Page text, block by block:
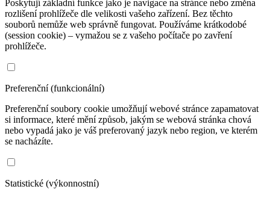
Poskytují základní funkce jako je navigace na stránce nebo změna
rozlišení prohlížeče dle velikosti vašeho zařízení. Bez těchto
souborů nemůže web správně fungovat. Používáme krátkodobé
(session cookie) – vymažou se z vašeho počítače po zavření
prohlížeče.
Preferenční (funkcionální)
Preferenční soubory cookie umožňují webové stránce zapamatovat
si informace, které mění způsob, jakým se webová stránka chová
nebo vypadá jako je váš preferovaný jazyk nebo region, ve kterém
se nacházíte.
Statistické (výkonnostní)